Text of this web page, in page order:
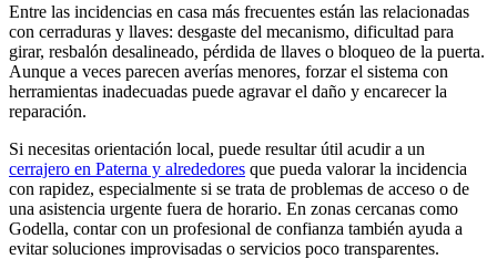
Entre las incidencias en casa más frecuentes están las relacionadas
con cerraduras y llaves: desgaste del mecanismo, dificultad para
girar, resbalón desalineado, pérdida de llaves o bloqueo de la puerta.
Aunque a veces parecen averías menores, forzar el sistema con
herramientas inadecuadas puede agravar el daño y encarecer la
reparación.
Si necesitas orientación local, puede resultar útil acudir a un
cerrajero en Paterna y alrededores que pueda valorar la incidencia
con rapidez, especialmente si se trata de problemas de acceso o de
una asistencia urgente fuera de horario. En zonas cercanas como
Godella, contar con un profesional de confianza también ayuda a
evitar soluciones improvisadas o servicios poco transparentes.